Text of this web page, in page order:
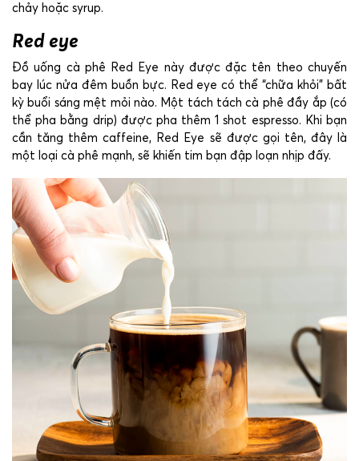
chảy hoặc syrup.
Red eye
Đồ uống cà phê Red Eye này được đặc tên theo chuyến
bay lúc nửa đêm buồn bực. Red eye có thể “chữa khỏi” bất
kỳ buổi sáng mệt mỏi nào. Một tách tách cà phê đầy ắp (có
thể pha bằng drip) được pha thêm 1 shot espresso. Khi bạn
cần tăng thêm caffeine, Red Eye sẽ được gọi tên, đây là
một loại cà phê mạnh, sẽ khiến tim bạn đập loạn nhịp đấy.